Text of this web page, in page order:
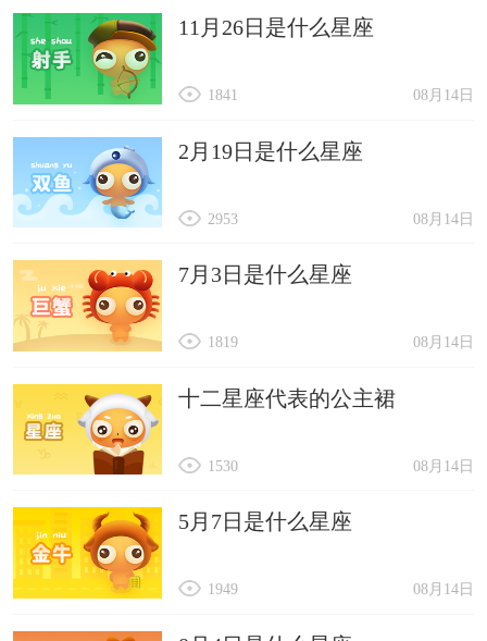
11月26日是什么星座
08月14日
1841
2月19日是什么星座
08月14日
2953
7月3日是什么星座
08月14日
1819
十二星座代表的公主裙
08月14日
1530
5月7日是什么星座
08月14日
1949